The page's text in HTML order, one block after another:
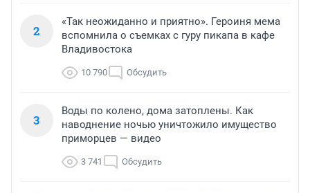
2
«Так неожиданно и приятно». Героиня мема
вспомнила о съемках с гуру пикапа в кафе
Владивостока
10 790 Обсудить
3
Воды по колено, дома затоплены. Как
наводнение ночью уничтожило имущество
приморцев — видео
3 741 Обсудить